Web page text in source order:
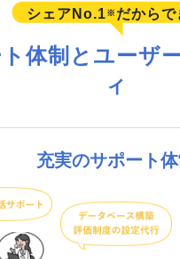
シェアNo.1※ だからで
体制とユーザ
ィ
充実のサポート